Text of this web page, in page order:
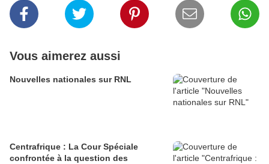
Vous aimerez aussi
Nouvelles nationales sur RNL
Centrafrique : La Cour Spéciale
confrontée à la question des